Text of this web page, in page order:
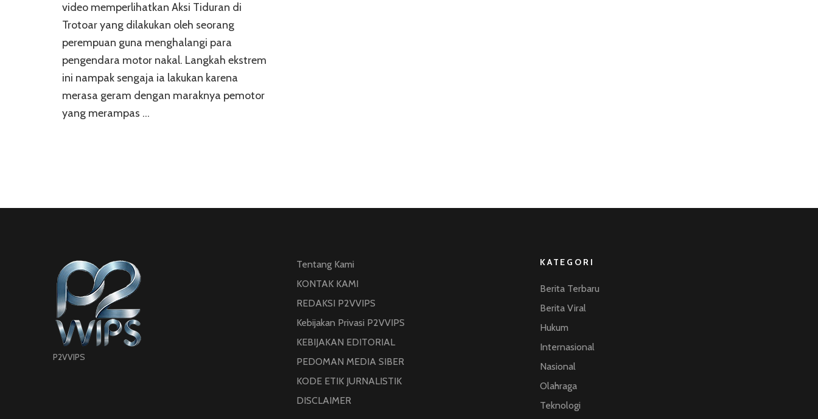
video memperlihatkan Aksi Tiduran di
Trotoar yang dilakukan oleh seorang
perempuan guna menghalangi para
pengendara motor nakal. Langkah ekstrem
ini nampak sengaja ia lakukan karena
merasa geram dengan maraknya pemotor
yang merampas …
P2VVIPS
Tentang Kami
KONTAK KAMI
REDAKSI P2VVIPS
Kebijakan Privasi P2VVIPS
KEBIJAKAN EDITORIAL
PEDOMAN MEDIA SIBER
KODE ETIK JURNALISTIK
DISCLAIMER
KATEGORI
Berita Terbaru
Berita Viral
Hukum
Internasional
Nasional
Olahraga
Teknologi